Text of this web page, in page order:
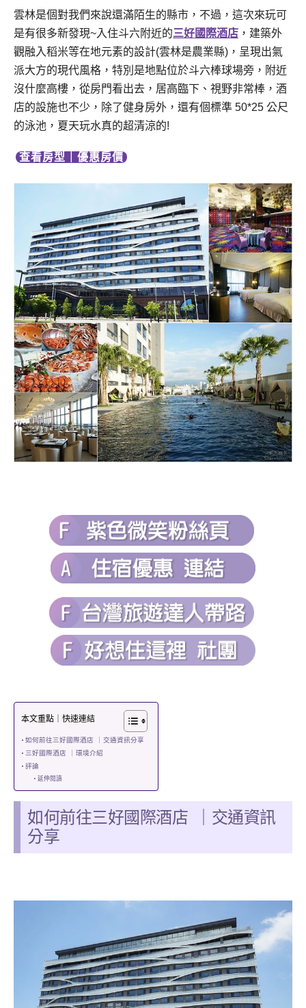
雲林是個對我們來說還滿陌生的縣市，不過，這次來玩可
是有很多新發現~入住斗六附近的三好國際酒店 ，建築外
觀融入稻米等在地元素的設計(雲林是農業縣)，呈現出氣
派大方的現代風格，特別是地點位於斗六棒球場旁，附近
沒什麼高樓，從房門看出去，居高臨下、視野非常棒，酒
店的設施也不少，除了健身房外，還有個標準 50*25 公尺
的泳池，夏天玩水真的超清涼的!
查看房型 優惠房價
本文重點｜快速連結
如何前往三好國際酒店 ｜交通資訊分享
三好國際酒店 ｜環境介紹
評論
延伸閱讀
如何前往三好國際酒店
交通資訊
分享